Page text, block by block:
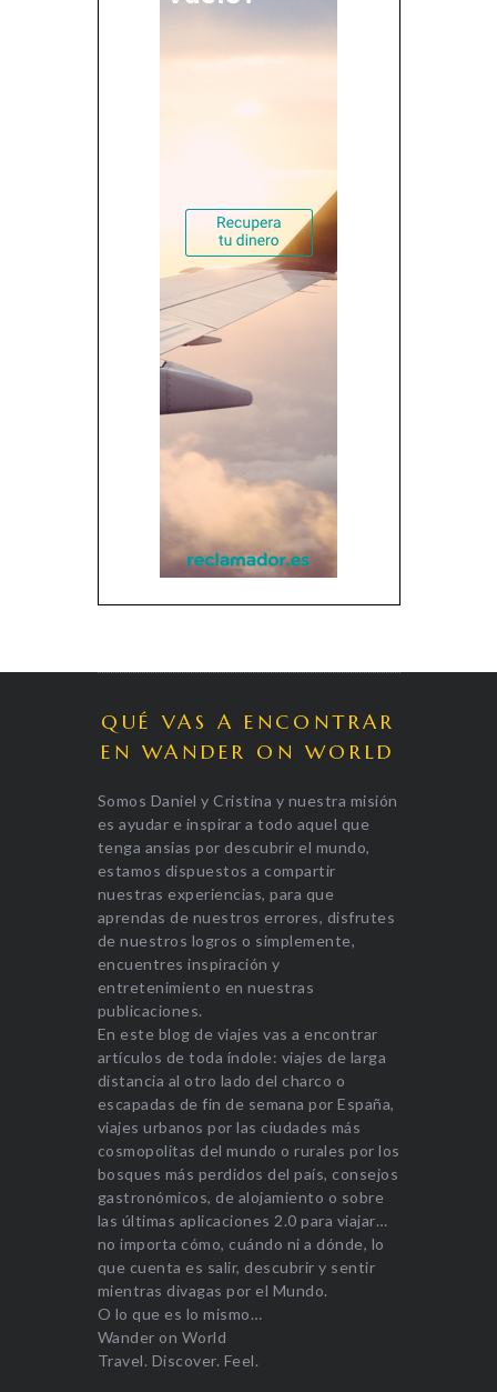
QUÉ VAS A ENCONTRAR
EN WANDER ON WORLD
Somos Daniel y Cristina y nuestra misión
es ayudar e inspirar a todo aquel que
tenga ansias por descubrir el mundo,
estamos dispuestos a compartir
nuestras experiencias, para que
aprendas de nuestros errores, disfrutes
de nuestros logros o simplemente,
encuentres inspiración y
entretenimiento en nuestras
publicaciones.
En este blog de viajes vas a encontrar
artículos de toda índole: viajes de larga
distancia al otro lado del charco o
escapadas de fin de semana por España,
viajes urbanos por las ciudades más
cosmopolitas del mundo o rurales por los
bosques más perdidos del país, consejos
gastronómicos, de alojamiento o sobre
las últimas aplicaciones 2.0 para viajar…
no importa cómo, cuándo ni a dónde, lo
que cuenta es salir, descubrir y sentir
mientras divagas por el Mundo.
O lo que es lo mismo…
Wander on World
Travel. Discover. Feel.